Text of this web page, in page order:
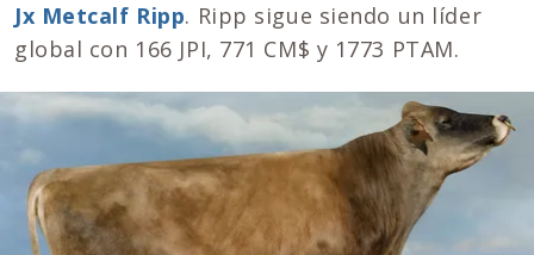
Jx Metcalf Ripp. Ripp sigue siendo un líder
global con 166 JPI, 771 CM$ y 1773 PTAM.